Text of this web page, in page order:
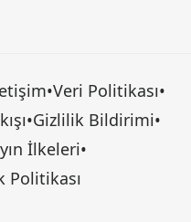
•Veri Politikası•
•Gizlilik Bildirimi•
İlkeleri•
Politikası